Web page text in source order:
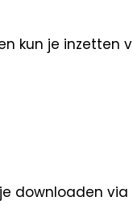
kun je inzetten
downloaden